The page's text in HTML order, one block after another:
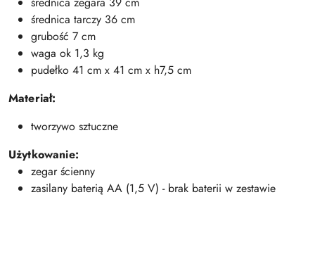
średnica tarczy 36 cm
grubość 7 cm
waga ok 1,3 kg
pudełko 41 cm x 41 cm x h7,5 cm
Materiał:
tworzywo sztuczne
Użytkowanie:
zegar ścienny
zasilany baterią AA (1,5 V) - brak baterii w zestawie